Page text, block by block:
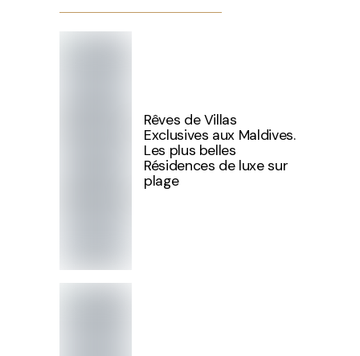
Rêves de Villas
Exclusives aux Maldives.
Les plus belles
Résidences de luxe sur
plage